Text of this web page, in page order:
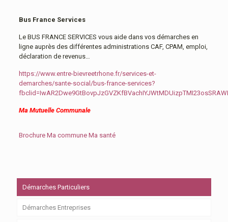
Bus France Services
Le BUS FRANCE SERVICES vous aide dans vos démarches en
ligne auprès des différentes administrations CAF, CPAM, emploi,
déclaration de revenus…
https://www.entre-bievreetrhone.fr/services-et-
demarches/sante-social/bus-france-services?
Ma Mutuelle Communale
Brochure Ma commune Ma santé
Démarches Particuliers
Démarches Entreprises